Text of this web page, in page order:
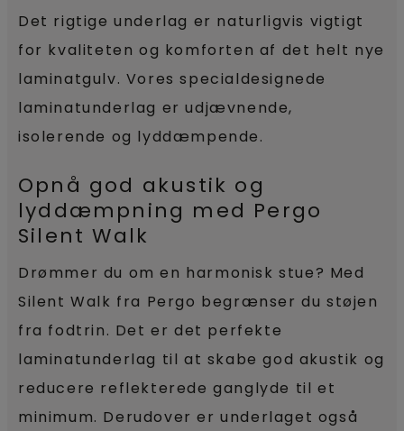
Det rigtige underlag er naturligvis vigtigt
for kvaliteten og komforten af det helt nye
laminatgulv. Vores specialdesignede
laminatunderlag er udjævnende,
isolerende og lyddæmpende.
Opnå god akustik og
lyddæmpning med Pergo
Silent Walk
Drømmer du om en harmonisk stue? Med
Silent Walk fra Pergo begrænser du støjen
fra fodtrin. Det er det perfekte
laminatunderlag til at skabe god akustik og
reducere reflekterede ganglyde til et
minimum. Derudover er underlaget også